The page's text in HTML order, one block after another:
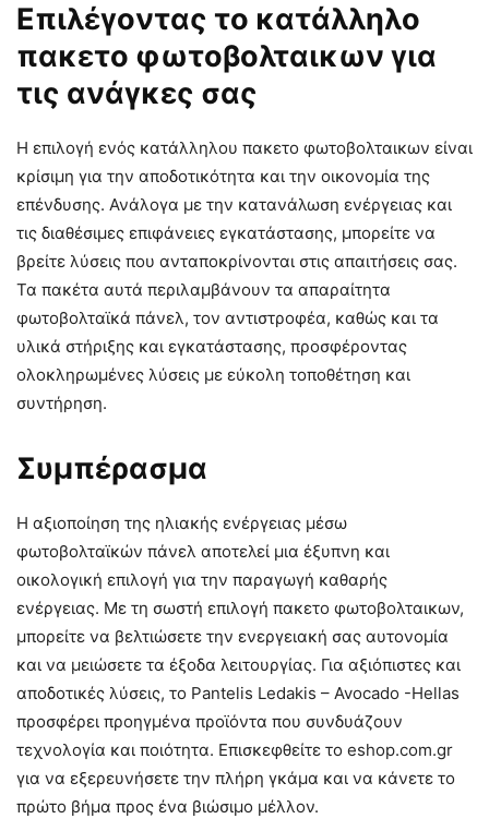
Επιλέγοντας το κατάλληλο
πακετο φωτοβολταικων για
τις ανάγκες σας
Η επιλογή ενός κατάλληλου πακετο φωτοβολταικων είναι
κρίσιμη για την αποδοτικότητα και την οικονομία της
επένδυσης. Ανάλογα με την κατανάλωση ενέργειας και
τις διαθέσιμες επιφάνειες εγκατάστασης, μπορείτε να
βρείτε λύσεις που ανταποκρίνονται στις απαιτήσεις σας.
Τα πακέτα αυτά περιλαμβάνουν τα απαραίτητα
φωτοβολταϊκά πάνελ, τον αντιστροφέα, καθώς και τα
υλικά στήριξης και εγκατάστασης, προσφέροντας
ολοκληρωμένες λύσεις με εύκολη τοποθέτηση και
συντήρηση.
Συμπέρασμα
Η αξιοποίηση της ηλιακής ενέργειας μέσω
φωτοβολταϊκών πάνελ αποτελεί μια έξυπνη και
οικολογική επιλογή για την παραγωγή καθαρής
ενέργειας. Με τη σωστή επιλογή πακετο φωτοβολταικων,
μπορείτε να βελτιώσετε την ενεργειακή σας αυτονομία
και να μειώσετε τα έξοδα λειτουργίας. Για αξιόπιστες και
αποδοτικές λύσεις, το Pantelis Ledakis – Avocado -Hellas
προσφέρει προηγμένα προϊόντα που συνδυάζουν
τεχνολογία και ποιότητα. Επισκεφθείτε το eshop.com.gr
για να εξερευνήσετε την πλήρη γκάμα και να κάνετε το
πρώτο βήμα προς ένα βιώσιμο μέλλον.